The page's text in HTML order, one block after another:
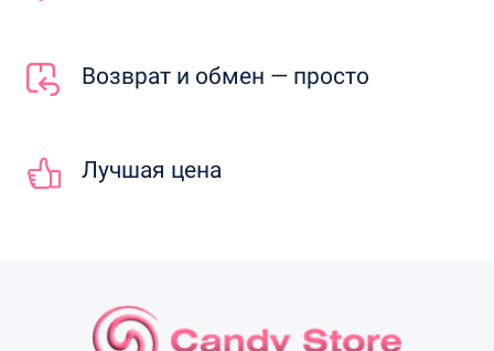
Возврат и обмен — просто
Лучшая цена